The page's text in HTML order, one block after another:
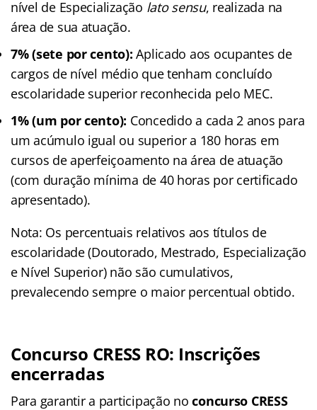
nível de Especialização lato sensu, realizada na
área de sua atuação.
7% (sete por cento): Aplicado aos ocupantes de
cargos de nível médio que tenham concluído
escolaridade superior reconhecida pelo MEC.
1% (um por cento): Concedido a cada 2 anos para
um acúmulo igual ou superior a 180 horas em
cursos de aperfeiçoamento na área de atuação
(com duração mínima de 40 horas por certificado
apresentado).
Nota: Os percentuais relativos aos títulos de
escolaridade (Doutorado, Mestrado, Especialização
e Nível Superior) não são cumulativos,
prevalecendo sempre o maior percentual obtido.
Concurso CRESS RO: Inscrições
encerradas
Para garantir a participação noconcurso CRESS